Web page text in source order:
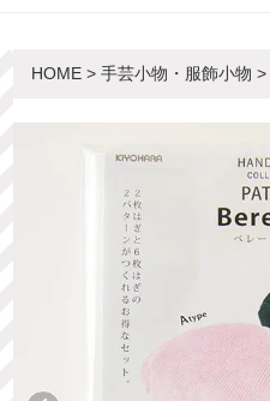
HOME > 手芸小物・服飾小物 >